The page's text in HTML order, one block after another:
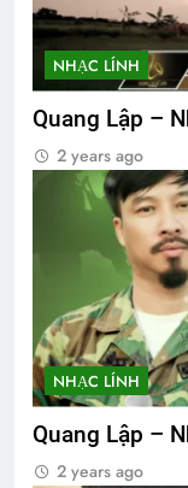
NHẠC LÍNH
Quang Lập –
2 years ago
NHẠC LÍNH
Quang Lập –
2 years ago